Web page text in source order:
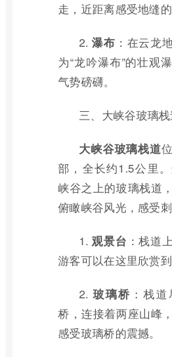
走，近距离感受地缝的
2.瀑布 ：在云龙
为“龙吟瀑布”的壮观
气势磅礴。
三、大峡谷玻璃栈
大峡谷玻璃栈道
部，全长约1.5公里
峡谷之上的玻璃栈道
俯瞰峡谷风光，感受刺
1.观景台 ：栈道
游客可以在这里欣赏到
2. 玻璃桥 ：栈
桥，连接着两座山峰
感受玻璃桥的震撼。